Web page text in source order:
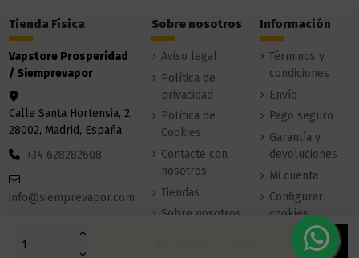
Tienda Física
Vapstore Prosperidad
/ Siemprevapor
Calle Santa Hortensia, 2,
28002, Madrid, España
+34 628282608
info@siemprevapor.com
Sobre nosotros
Aviso legal
Política de
privacidad
Política de
Cookies
Contacte con
nosotros
Tiendas
Sobre nosotros
Información
Términos y
condiciones
Envío
Pago seguro
Garantía y
devoluciones
Mi cuenta
Configurar
cookies